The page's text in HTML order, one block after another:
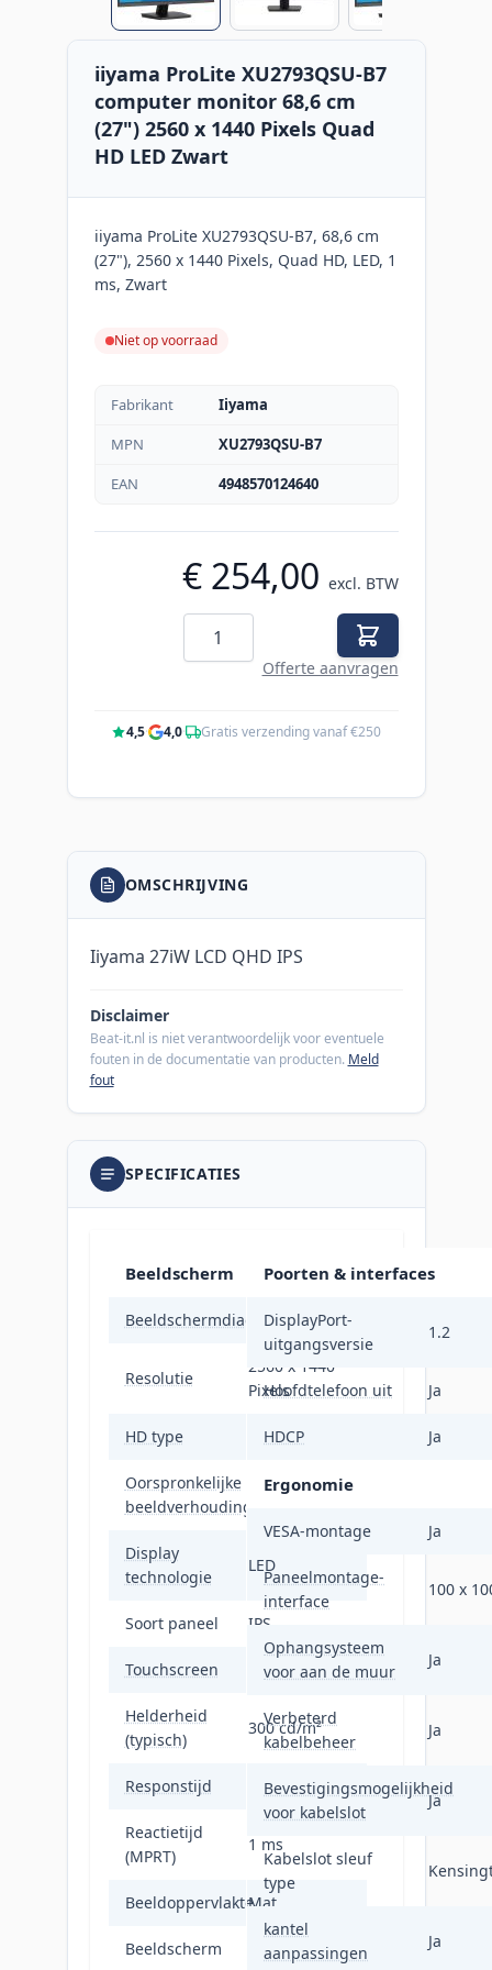
iiyama ProLite XU2793QSU-B7
computer monitor 68,6 cm
(27") 2560 x 1440 Pixels Quad
HD LED Zwart
iiyama ProLite XU2793QSU-B7, 68,6 cm
(27"), 2560 x 1440 Pixels, Quad HD, LED, 1
ms, Zwart
Niet op voorraad
Fabrikant
Iiyama
MPN
XU2793QSU-B7
EAN
4948570124640
€ 254,00 excl. BTW
Aantal
Offerte aanvragen
4,5· 4,0· Gratis verzending vanaf €250
OMSCHRIJVING
Iiyama 27iW LCD QHD IPS
Disclaimer
Beat-it.nl is niet verantwoordelijk voor eventuele
fouten in de documentatie van producten. Meld
fout
SPECIFICATIES
Beeldscherm
Beeldschermdiagonaal68,6 cm (27")
Resolutie
2560 x 1440
Pixels
HD type Quad HD
Oorspronkelijke
beeldverhouding
16:9
Display
technologie
LED
Soort paneel IPS
Touchscreen Nee
Helderheid
(typisch)
300 cd/m²
Responstijd 1 ms
Reactietijd
(MPRT)
1 ms
BeeldoppervlakteMat
Beeldscherm
Flat
Poorten & interfaces
DisplayPort-
uitgangsversie
1.2
Hoofdtelefoon uit Ja
HDCP Ja
Ergonomie
VESA-montage Ja
Paneelmontage-
interface
100 x
Ophangsysteem
voor aan de muur
Ja
Verbeterd
kabelbeheer
Ja
Bevestigingsmogelijkheid
voor kabelslot
Ja
Kabelslot sleuf
type
kantel
aanpassingen
Ja